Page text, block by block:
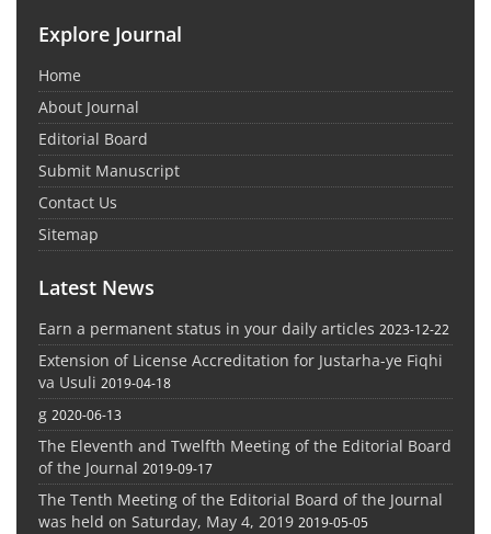
Explore Journal
Home
About Journal
Editorial Board
Submit Manuscript
Contact Us
Sitemap
Latest News
Earn a permanent status in your daily articles 2023-12-22
Extension of License Accreditation for Justarha-ye Fiqhi
va Usuli 2019-04-18
g 2020-06-13
The Eleventh and Twelfth Meeting of the Editorial Board
of the Journal 2019-09-17
The Tenth Meeting of the Editorial Board of the Journal
was held on Saturday, May 4, 2019 2019-05-05